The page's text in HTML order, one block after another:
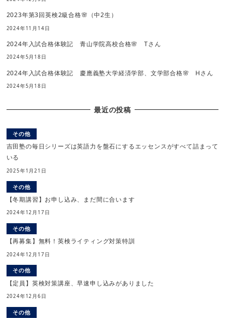
2023年第3回英検2級合格🌸（中2生）
2024年11月14日
2024年入試合格体験記 青山学院高校合格🌸 Tさん
2024年5月18日
2024年入試合格体験記 慶應義塾大学経済学部、文学部合格🌸 Hさん
2024年5月18日
最近の投稿
その他
吉田塾の毎日シリーズは英語力を盤石にするエッセンスがすべて詰まって
いる
2025年1月21日
その他
【冬期講習】お申し込み、まだ間に合います
2024年12月17日
その他
【再募集】無料！英検ライティング対策特訓
2024年12月17日
その他
【定員】英検対策講座、早速申し込みがありました
2024年12月6日
その他